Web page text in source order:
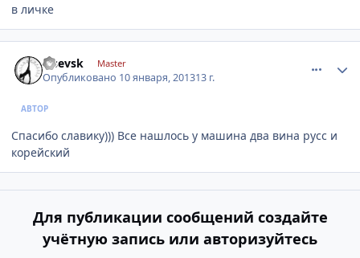
в личке
alsevsk Master
Опубликовано 10 января, 201313 г.
АВТОР
Спасибо славику))) Все нашлось у машина два вина русс и
корейский
Для публикации сообщений создайте
учётную запись или авторизуйтесь